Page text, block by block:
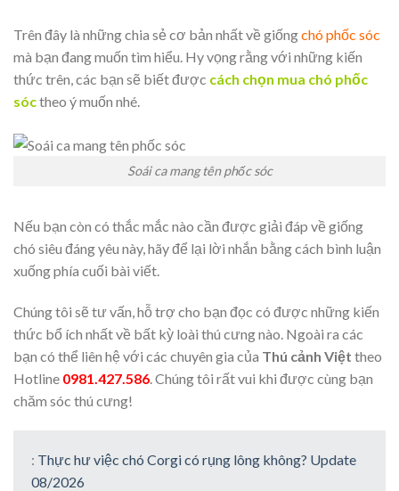
Trên đây là những chia sẻ cơ bản nhất về giốngchó phốc sóc
mà bạn đang muốn tìm hiểu. Hy vọng rằng với những kiến
thức trên, các bạn sẽ biết được cách chọn mua chó phốc
sóctheo ý muốn nhé.
Soái ca mang tên phốc sóc
Nếu bạn còn có thắc mắc nào cần được giải đáp về giống
chó siêu đáng yêu này, hãy để lại lời nhắn bằng cách bình luận
xuống phía cuối bài viết.
Chúng tôi sẽ tư vấn, hỗ trợ cho bạn đọc có được những kiến
thức bổ ích nhất về bất kỳ loài thú cưng nào. Ngoài ra các
bạn có thể liên hệ với các chuyên gia của Thú cảnh Việt theo
Hotline 0981.427.586. Chúng tôi rất vui khi được cùng bạn
chăm sóc thú cưng!
: Thực hư việc chó Corgi có rụng lông không? Update
08/2026